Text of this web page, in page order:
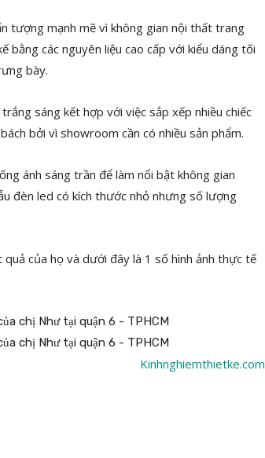
tượng mạnh mẽ vì không gian nội thất trang
bằng các nguyên liệu cao cấp với kiểu dáng tối
bày.
sáng kết hợp với việc sắp xếp nhiều chiếc
bởi vì showroom cần có nhiều sản phẩm.
ánh sáng trần để làm nổi bật không gian
đèn led có kích thước nhỏ nhưng số lượng
của họ và dưới đây là 1 số hình ảnh thực tế
Kinhnghiemthietke.com